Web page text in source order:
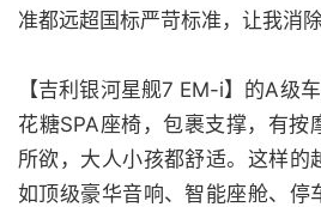
准都远超国标严苛标准，让我消除
【吉利银河星舰7 EM-i】的A级
花糖SPA座椅，包裹支撑，有按
所欲，大人小孩都舒适。这样的
如顶级豪华音响、智能座舱、停